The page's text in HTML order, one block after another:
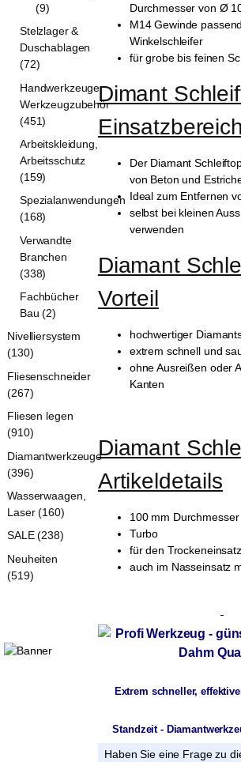
Durchmesser von Ø
M14 Gewinde
Winkelschleifer
für grobe bis feinen
Dimant
Einsatzbereich
Der Diamant
von Beton und
Ideal zum Entfernen
selbst bei kleinen
verwenden
Diamant
Vorteil
hochwertiger
extrem schnell und
ohne Ausreißen oder
Kanten
Diamant
Artikeldetails
100 mm Durchmesser
Turbo
für den
auch im Nasseinsatz
Extrem schneller,
Standzeit -
Haben Sie eine Frage zu
(9)
Stelzlager &
Duschablagen
(72)
Handwerkzeuge,
Werkzeugzubehör
(451)
Arbeitskleidung,
Arbeitsschutz
(159)
Spezialanwendungen
(168)
Verwandte
Branchen
(338)
Fachbücher
Bau (2)
Nivelliersystem
(130)
Fliesenschneider
(267)
Fliesen legen
(910)
Diamantwerkzeuge
(396)
Wasserwaagen,
Laser (160)
SALE (238)
Neuheiten
(519)